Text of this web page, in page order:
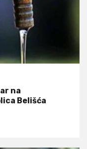
na
Belišća